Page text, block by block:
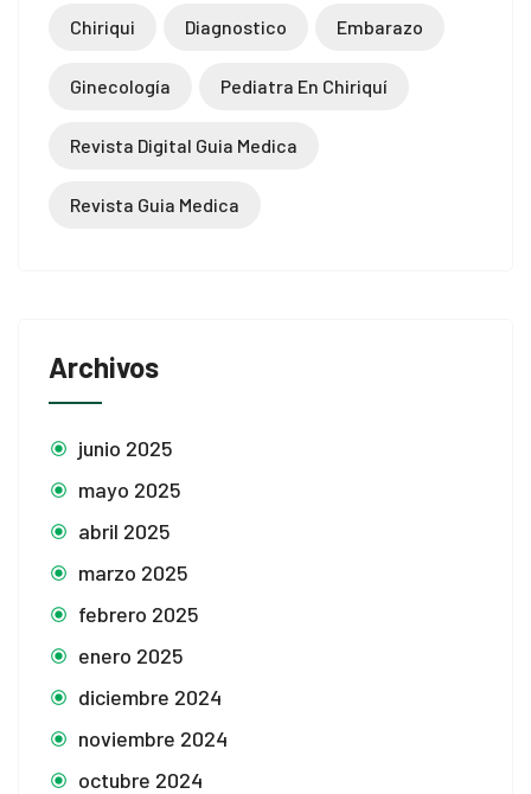
Chiriqui Diagnostico Embarazo
Ginecología Pediatra En Chiriquí
Revista Digital Guia Medica
Revista Guia Medica
Archivos
junio 2025
mayo 2025
abril 2025
marzo 2025
febrero 2025
enero 2025
diciembre 2024
noviembre 2024
octubre 2024